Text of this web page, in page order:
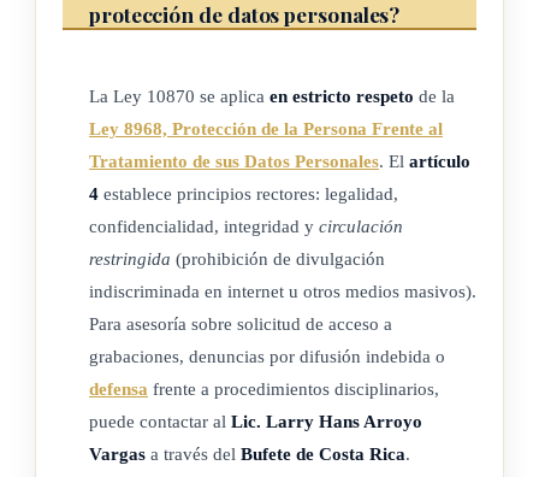
determinen vía reglamento.
involucrado en las operaciones policiales no estará obligado a
portar los dispositivos de videovigilancia descritos en la
presente ley, excepto en situaciones excepcionales
debidamente autorizadas por el Ministerio de Seguridad
Pública, vía reglamento.
Tratamiento de los datos
a) Almacenamiento: todas las grabaciones realizadas por los
protección de datos personales?
La Ley 10870 se aplica en estricto respeto de la
Ley 8968, Protección de la Persona Frente al
Tratamiento de sus Datos Personales. El artículo
4 establece principios rectores: legalidad,
confidencialidad, integridad y circulación
restringida (prohibición de divulgación
indiscriminada en internet u otros medios masivos).
Para asesoría sobre solicitud de acceso a
grabaciones, denuncias por difusión indebida o
defensa frente a procedimientos disciplinarios,
puede contactar al Lic. Larry Hans Arroyo
Vargas a través del Bufete de Costa Rica.